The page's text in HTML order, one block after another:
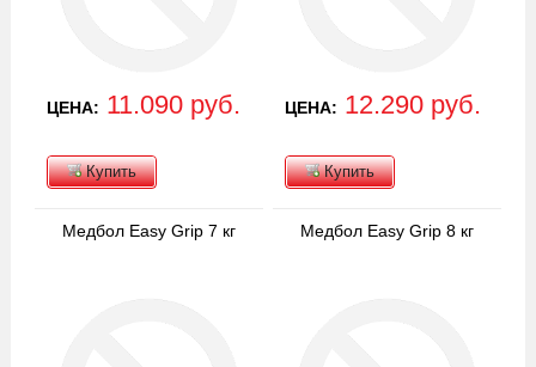
ЦЕНА: 11.090 руб.
Купить
ЦЕНА: 12.290 руб.
Купить
Медбол Easy Grip 7 кг Медбол Easy Grip 8 кг